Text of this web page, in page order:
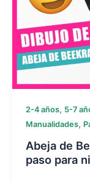
2-4 años, 5-7
Manualidades,
Abeja de
paso para